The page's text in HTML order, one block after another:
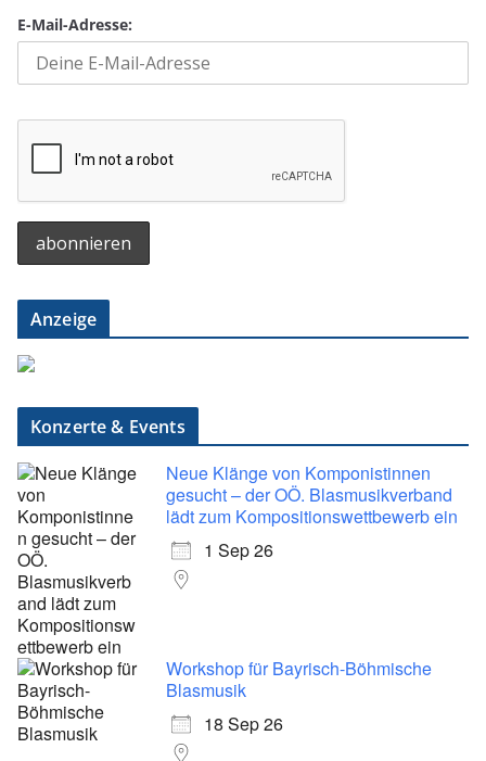
E-Mail-Adresse:
Anzeige
Konzerte & Events
Neue Klänge von Komponistinnen
gesucht – der OÖ. Blasmusikverband
lädt zum Kompositionswettbewerb ein
1 Sep 26
Workshop für Bayrisch-Böhmische
Blasmusik
18 Sep 26